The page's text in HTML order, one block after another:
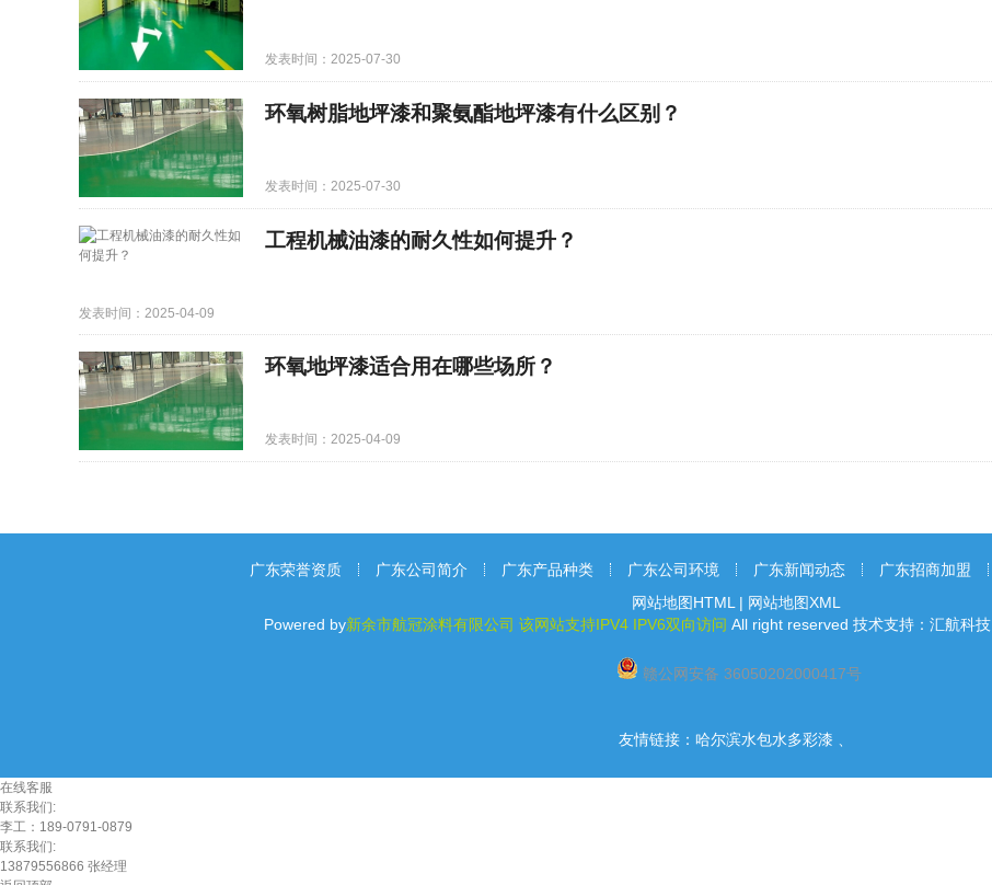
发表时间：2025-07-30
环氧树脂地坪漆和聚氨酯地坪漆有什么区别？
发表时间：2025-07-30
工程机械油漆的耐久性如何提升？
发表时间：2025-04-09
环氧地坪漆适合用在哪些场所？
发表时间：2025-04-09
广东荣誉资质 广东公司简介 广东产品种类 广东公司环境 广东新闻动态 广东招商加盟
网站地图HTML| 网站地图XML
Powered by新余市航冠涂料有限公司 该网站支持IPV4 IPV6双向访问 All rightreserved 技术支持：汇航科技
赣公网安备 36050202000417号
友情链接： 哈尔滨水包水多彩漆 、
在线客服
联系我们:
李工：189-0791-0879
联系我们:
13879556866 张经理